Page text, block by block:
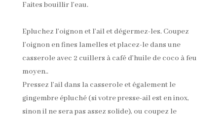
Faites bouillir l’eau.
Epluchez l’oignon et l’ail et dégermez-les. Coupez
l’oignon en fines lamelles et placez-le dans une
casserole avec 2 cuillers à café d’huile de coco à feu
moyen..
Pressez l’ail dans la casserole et également le
gingembre épluché (si votre presse-ail est en inox,
sinon il ne sera pas assez solide), ou coupez le